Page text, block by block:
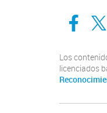
Los
licenciados